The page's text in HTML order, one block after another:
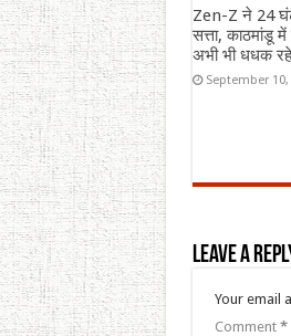
Zen-Z ने 24
सत्ता, काठमांडू
अभी भी धधक रहे
September 10,
Leave a
Your email
Comment *